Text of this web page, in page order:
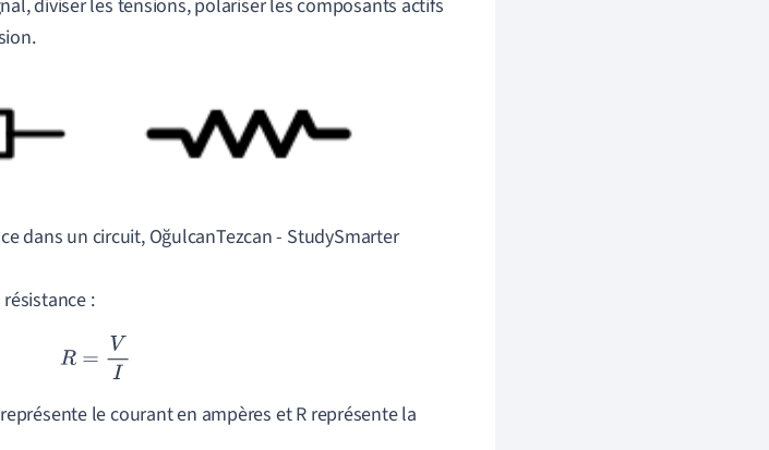
diviser les tensions, polariser les composants actifs
dans un circuit, OğulcanTezcan - StudySmarter
:
R= VI
le courant en ampères et R représente la